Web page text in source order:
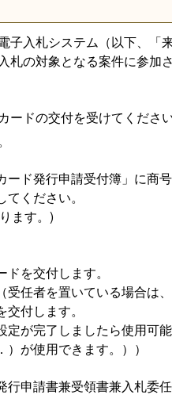
入札システム（以下、「
札の対象となる案件に参加
ドの交付を受けてください
ド発行申請受付簿」に商
ください。
ます。)
を交付します。
任者を置いている場合は
付します。
が完了しましたら使用可
が使用できます。））
申請書兼受領書兼入札委